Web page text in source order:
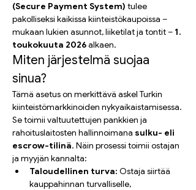
(Secure Payment System) tulee
pakolliseksi kaikissa kiinteistökaupoissa –
mukaan lukien asunnot, liiketilat ja tontit – 1.
toukokuuta 2026 alkaen.
Miten järjestelmä suojaa
sinua?
Tämä asetus on merkittävä askel Turkin
kiinteistömarkkinoiden nykyaikaistamisessa.
Se toimii valtuutettujen pankkien ja
rahoituslaitosten hallinnoimana sulku- eli
escrow-tilinä. Näin prosessi toimii ostajan
ja myyjän kannalta:
Taloudellinen turva: Ostaja siirtää
kauppahinnan turvalliselle,